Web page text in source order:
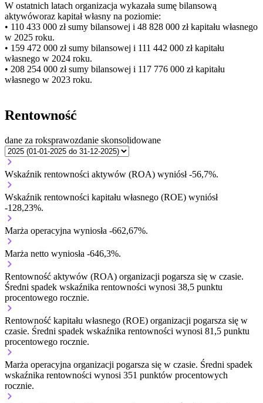
W ostatnich latach organizacja wykazała sumę bilansową
aktywóworaz kapitał własny na poziomie:
• 110 433 000 złsumy bilansowej i 48 828 000 zł kapitału własnego
w 2025 roku.
• 159 472 000 złsumy bilansowej i 111 442 000 zł kapitału
własnego w 2024 roku.
• 208 254 000 złsumy bilansowej i 117 776 000 zł kapitału
własnego w 2023 roku.
Rentowność
dane za roksprawozdanie skonsolidowane
Wskaźnik rentowności aktywów (ROA) wyniósł -56,7%.
Wskaźnik rentowności kapitału własnego (ROE) wyniósł
-128,23%.
Marża operacyjna wyniosła -662,67%.
Marża netto wyniosła -646,3%.
Rentowność aktywów (ROA) organizacji pogarsza się w czasie.
Średni spadek wskaźnika rentowności wynosi 38,5 punktu
procentowego rocznie.
Rentowność kapitału własnego (ROE) organizacji pogarsza się w
czasie. Średni spadek wskaźnika rentowności wynosi 81,5 punktu
procentowego rocznie.
Marża operacyjna organizacji pogarsza się w czasie. Średni spadek
wskaźnika rentowności wynosi 351 punktów procentowych
rocznie.